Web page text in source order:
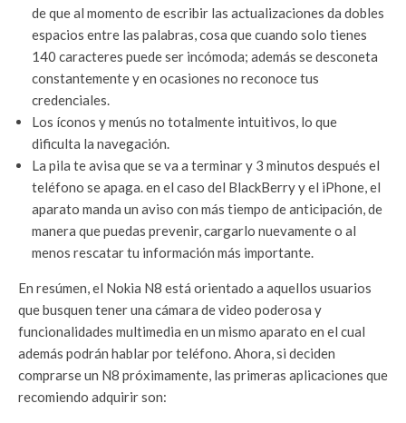
de que al momento de escribir las actualizaciones da dobles
espacios entre las palabras, cosa que cuando solo tienes
140 caracteres puede ser incómoda; además se desconeta
constantemente y en ocasiones no reconoce tus
credenciales.
Los íconos y menús no totalmente intuitivos, lo que
dificulta la navegación.
La pila te avisa que se va a terminar y 3 minutos después el
teléfono se apaga. en el caso del BlackBerry y el iPhone, el
aparato manda un aviso con más tiempo de anticipación, de
manera que puedas prevenir, cargarlo nuevamente o al
menos rescatar tu información más importante.
En resúmen, el Nokia N8 está orientado a aquellos usuarios
que busquen tener una cámara de video poderosa y
funcionalidades multimedia en un mismo aparato en el cual
además podrán hablar por teléfono. Ahora, si deciden
comprarse un N8 próximamente, las primeras aplicaciones que
recomiendo adquirir son: